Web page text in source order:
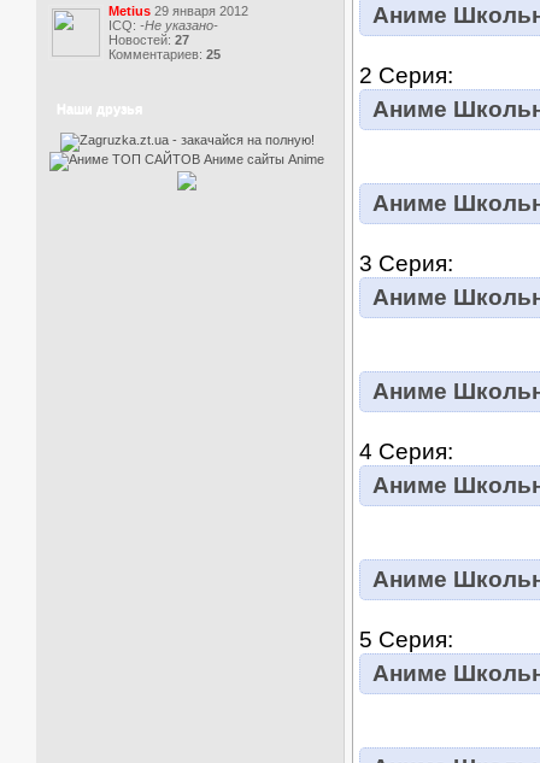
Metius 29 января 2012
ICQ: -Не указано-
Новостей: 27
Комментариев: 25
Наши друзья
Аниме
2 Серия:
Аниме
Аниме
3 Серия:
Аниме
Аниме
4 Серия:
Аниме
Аниме
5 Серия:
Аниме